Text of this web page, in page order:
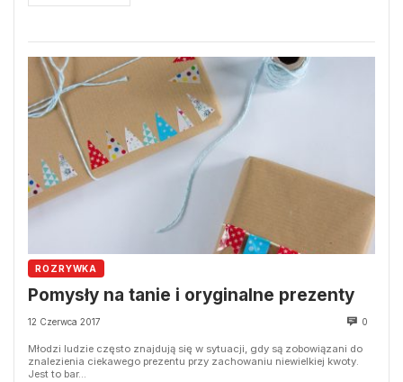
ROZRYWKA
Pomysły na tanie i oryginalne prezenty
12 Czerwca 2017 0
Młodzi ludzie często znajdują się w sytuacji, gdy są zobowiązani do
znalezienia ciekawego prezentu przy zachowaniu niewielkiej kwoty.
Jest to bar...